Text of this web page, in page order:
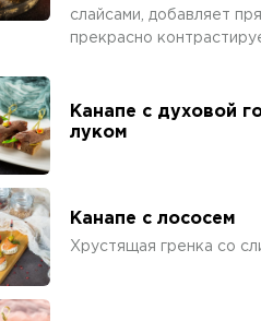
слайсами, добавляет
прекрасно
Канапе с духовой
луком
Канапе с лососем
Хрустящая гренка со